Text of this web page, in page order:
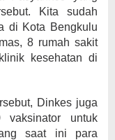
Kita sudah
di Kota Bengkulu
8 rumah sakit
kesehatan di
Dinkes juga
vaksinator untuk
saat ini para